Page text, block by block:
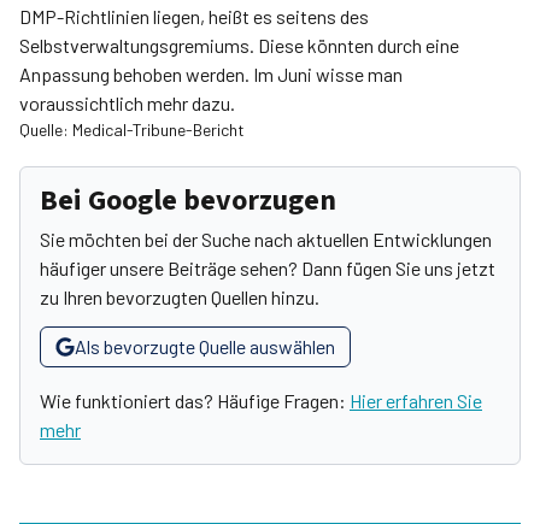
DMP-Richtlinien liegen, heißt es seitens des
Selbstverwaltungsgremiums. Diese könnten durch eine
Anpassung behoben werden. Im Juni wisse man
voraussichtlich mehr dazu.
Quelle: Medical-Tribune-Bericht
Bei Google bevorzugen
Sie möchten bei der Suche nach aktuellen Entwicklungen
häufiger unsere Beiträge sehen? Dann fügen Sie uns jetzt
zu Ihren bevorzugten Quellen hinzu.
Als bevorzugte Quelle auswählen
Wie funktioniert das? Häufige Fragen: Hier erfahren Sie
mehr